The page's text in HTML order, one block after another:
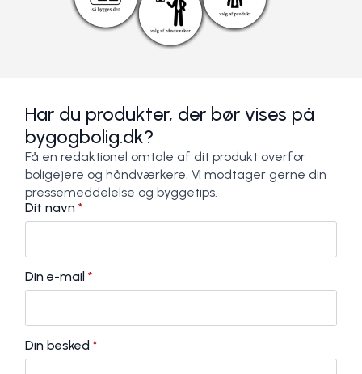
Har du produkter, der bør vises på
bygogbolig.dk?
Få en redaktionel omtale af dit produkt overfor
boligejere og håndværkere. Vi modtager gerne din
pressemeddelelse og byggetips.
Dit navn *
Din e-mail *
Din besked *